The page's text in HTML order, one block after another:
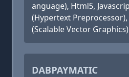
anguage), Html5,
(Hypertext Preprocessor),
(Scalable Vector Graphics)
DABPAYMATIC